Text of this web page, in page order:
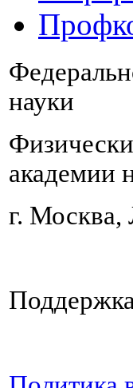
науки
академии
г. Москва,